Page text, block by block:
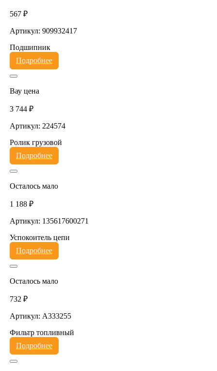
567 ₽
Артикул: 909932417
Подшипник
Подробнее
Вау цена
3 744 ₽
Артикул: 224574
Ролик грузовой
Подробнее
Осталось мало
1 188 ₽
Артикул: 135617600271
Успокоитель цепи
Подробнее
Осталось мало
732 ₽
Артикул: A333255
Фильтр топливный
Подробнее